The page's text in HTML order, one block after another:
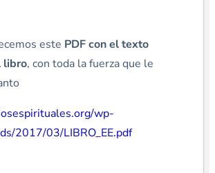
este PDF con el texto
libro, con toda la fuerza que le
wp-
2017/03/LIBRO_EE.pdf